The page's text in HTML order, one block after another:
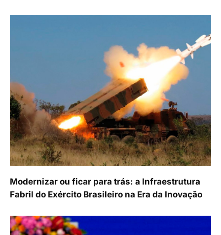
Modernizar ou ficar para trás: a Infraestrutura
Fabril do Exército Brasileiro na Era da Inovação